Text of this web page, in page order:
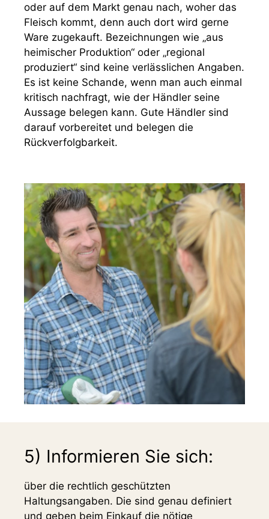
oder auf dem Markt genau nach, woher das
Fleisch kommt, denn auch dort wird gerne
Ware zugekauft. Bezeichnungen wie „aus
heimischer Produktion“ oder „regional
produziert“ sind keine verlässlichen Angaben.
Es ist keine Schande, wenn man auch einmal
kritisch nachfragt, wie der Händler seine
Aussage belegen kann. Gute Händler sind
darauf vorbereitet und belegen die
Rückverfolgbarkeit.
5) Informieren Sie sich:
über die rechtlich geschützten
Haltungsangaben. Die sind genau definiert
und geben beim Einkauf die nötige